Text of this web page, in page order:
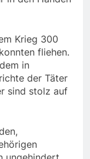
Krieg 300
fliehen.
in
der Täter
sind stolz auf